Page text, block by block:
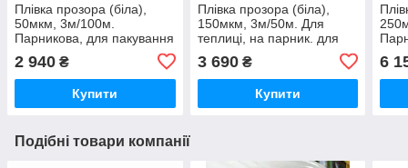
Плівка прозора (біла),
50мкм, 3м/100м.
Парникова, для пакування
2 940 ₴
Купити
Плівка прозора (біла),
150мкм, 3м/50м. Для
теплиці, на парник. для
3 690₴
Купити
6
Подібні товари компанії